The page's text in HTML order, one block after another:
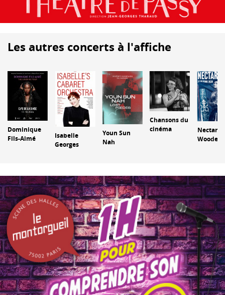
Les autres concerts à l'affiche
Dominique
Fils-Aimé
Isabelle
Georges
Youn Sun
Nah
Chansons du
cinéma
Nectar
Woode